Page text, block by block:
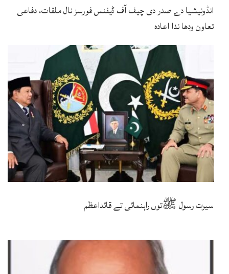
انڈونیشیا دے صدر دی چیف آف ڈیفنس فورسز نال ملقات، دفاعی
تعاون ودھا ندا اعادہ
سیرت رسول ﷺتوں راہنمائی تے قائداعظم